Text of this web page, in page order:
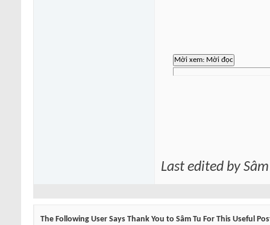
Last edited by
The Following User Says Thank You to Sâm Tu For This Useful